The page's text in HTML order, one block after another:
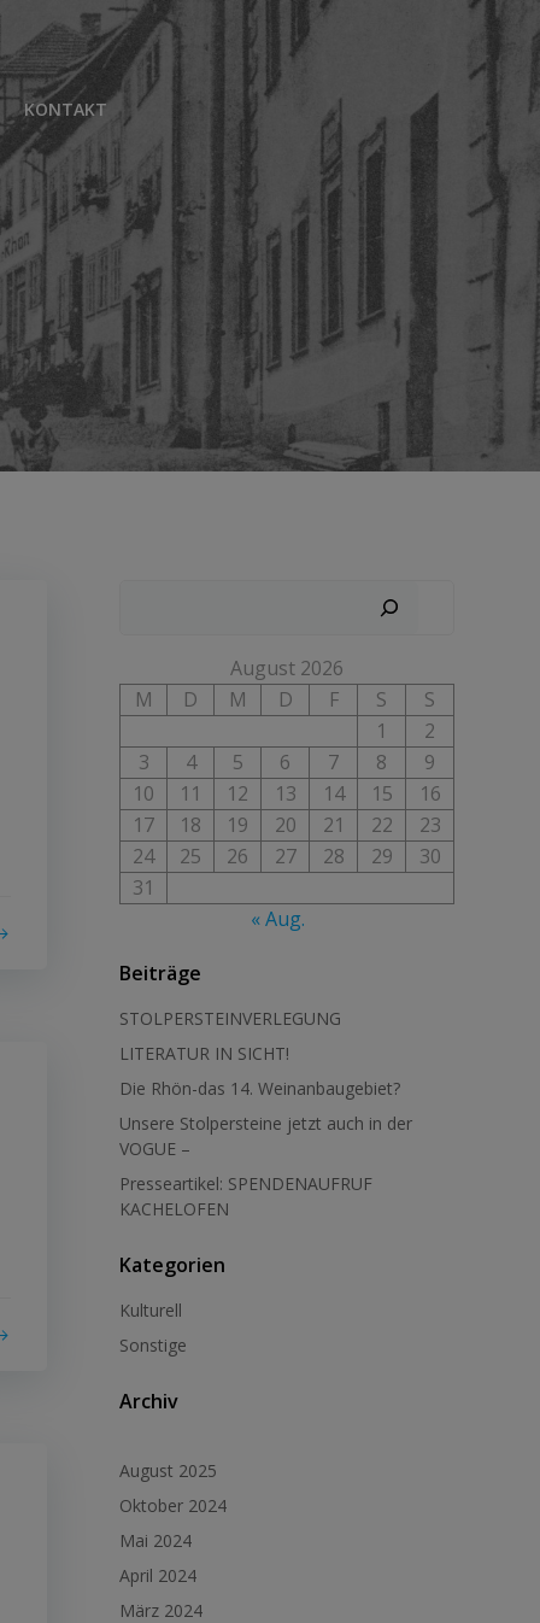
KONTAKT
August 2026
M
D M D F S
S
1
2
3
4 5 6 7 8
9
10
11 12 13 14 15
16
17
18 19 20 21 22
23
24
25 26 27 28 29
30
31
« Aug.
Beiträge
STOLPERSTEINVERLEGUNG
LITERATUR IN SICHT!
Die Rhön-das 14. Weinanbaugebiet?
Unsere Stolpersteine jetzt auch in der
VOGUE –
Presseartikel: SPENDENAUFRUF
KACHELOFEN
Kategorien
Kulturell
Sonstige
Archiv
August 2025
Oktober 2024
Mai 2024
April 2024
März 2024